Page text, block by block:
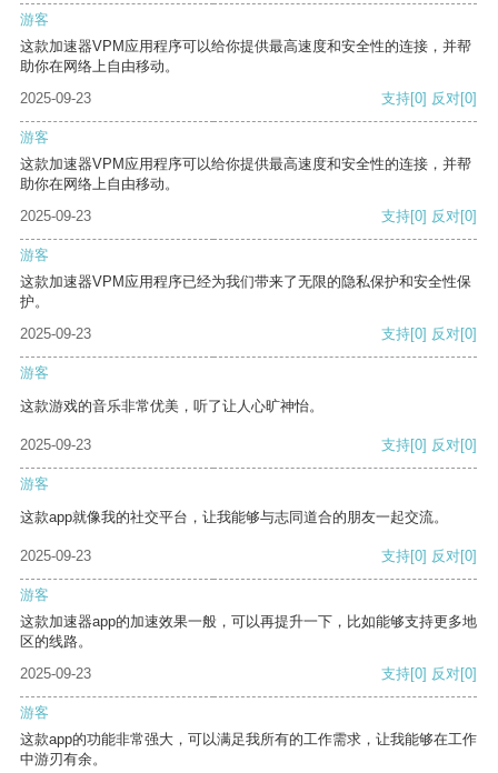
游客
这款加速器VPM应用程序可以给你提供最高速度和安全性的连接，并帮
助你在网络上自由移动。
2025-09-23
支持[0] 反对[0]
游客
这款加速器VPM应用程序可以给你提供最高速度和安全性的连接，并帮
助你在网络上自由移动。
2025-09-23
支持[0] 反对[0]
游客
这款加速器VPM应用程序已经为我们带来了无限的隐私保护和安全性保
护。
2025-09-23
支持[0] 反对[0]
游客
这款游戏的音乐非常优美，听了让人心旷神怡。
2025-09-23 支持[0] 反对[0]
游客
这款app就像我的社交平台，让我能够与志同道合的朋友一起交流。
2025-09-23 支持[0] 反对[0]
游客
这款加速器app的加速效果一般，可以再提升一下，比如能够支持更多地
区的线路。
2025-09-23
支持[0] 反对[0]
游客
这款app的功能非常强大，可以满足我所有的工作需求，让我能够在工作
中游刃有余。